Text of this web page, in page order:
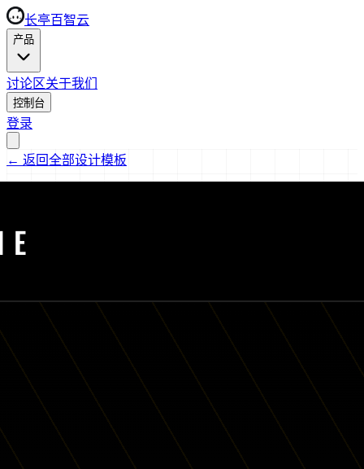
长亭百智云
产品
讨论区关于我们
控制台
登录
← 返回全部设计模板